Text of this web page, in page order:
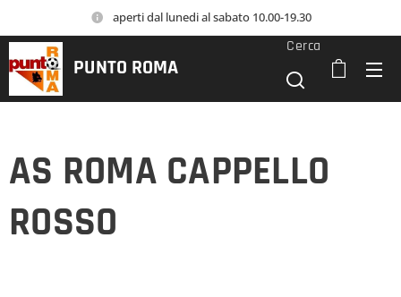
aperti dal lunedi al sabato 10.00-19.30
PUNTO ROMA
Cerca
AS ROMA CAPPELLO
ROSSO